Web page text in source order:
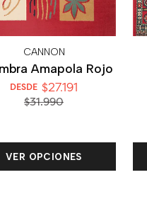
CANNON
Amapola Rojo
DESDE $27.191
$31.990
VER OPCIONES